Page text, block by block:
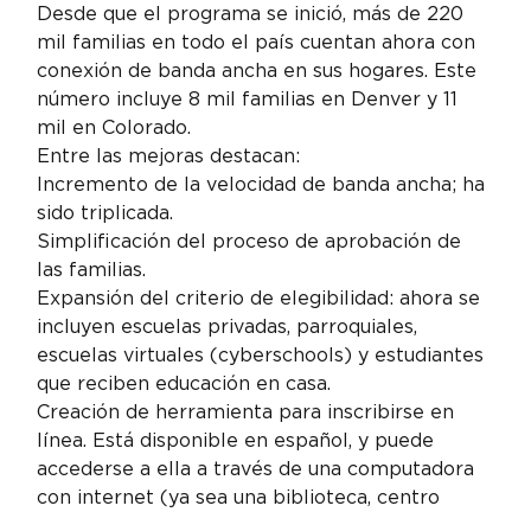
Desde que el programa se inició, más de 220
mil familias en todo el país cuentan ahora con
conexión de banda ancha en sus hogares. Este
número incluye 8 mil familias en Denver y 11
mil en Colorado.
Entre las mejoras destacan:
Incremento de la velocidad de banda ancha; ha
sido triplicada.
Simplificación del proceso de aprobación de
las familias.
Expansión del criterio de elegibilidad: ahora se
incluyen escuelas privadas, parroquiales,
escuelas virtuales (cyberschools) y estudiantes
que reciben educación en casa.
Creación de herramienta para inscribirse en
línea. Está disponible en español, y puede
accederse a ella a través de una computadora
con internet (ya sea una biblioteca, centro